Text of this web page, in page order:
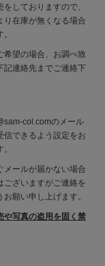
をしておりますので、
り在庫が無くなる場合
希望の場合、お調べ致
記連絡先までご連絡下
col.comのメール
信できるよう設定をお
メールが届かない場合
ございますがご連絡を
願い申し上げます。
写真の盗用を固く禁